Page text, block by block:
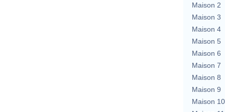
Maison 2
Maison 3
Maison 4
Maison 5
Maison 6
Maison 7
Maison 8
Maison 9
Maison 10